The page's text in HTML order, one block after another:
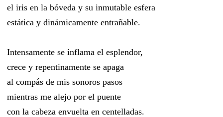
el iris en la bóveda y su inmutable esfera
estática y dinámicamente entrañable.
Intensamente se inflama el esplendor,
crece y repentinamente se apaga
al compás de mis sonoros pasos
mientras me alejo por el puente
con la cabeza envuelta en centelladas.